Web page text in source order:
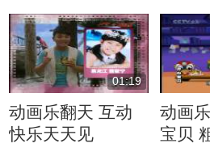
01:19
动画乐翻天 互动
快乐天天见
动画
宝贝